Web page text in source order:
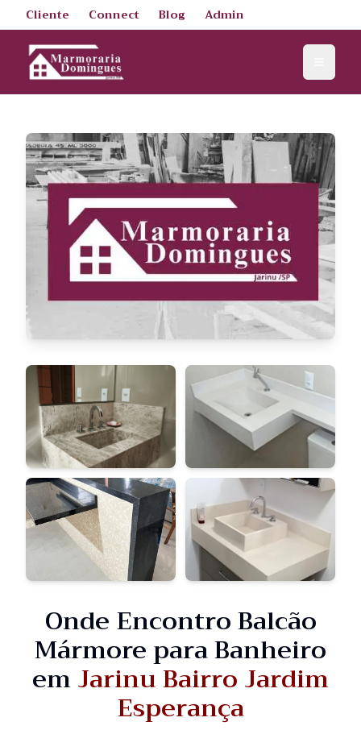
Cliente Connect Blog Admin
Onde Encontro Balcão
Mármore para Banheiro
emJarinu Bairro Jardim
Esperança